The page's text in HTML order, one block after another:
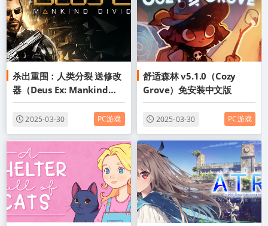
杀出重围：人类分裂 送修改
器（Deus Ex: Mankind
Divided）免安装中文版
2025-03-30 PC游戏
舒适森林 v5.1.0（Cozy
Grove）免安装中文版
2025-03-30 PC游戏